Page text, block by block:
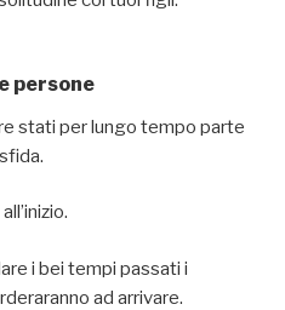
persone
stati per lungo tempo parte
i bei tempi passati i
ad arrivare.